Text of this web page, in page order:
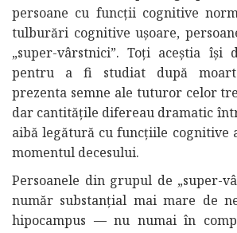
persoane cu funcții cognitive
tulburări cognitive ușoare,
„super-vârstnici”. Toți aceștia își
pentru a fi studiat după
prezenta semne ale tuturor celor
dar cantitățile difereau dramatic
aibă legătură cu funcțiile cognitive
momentul decesului.
Persoanele din grupul de „super-
număr substanțial mai mare de
hipocampus — nu numai în